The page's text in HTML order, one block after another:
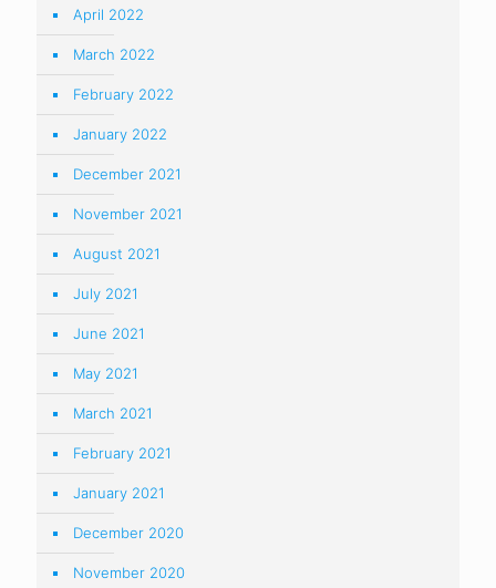
April 2022
March 2022
February 2022
January 2022
December 2021
November 2021
August 2021
July 2021
June 2021
May 2021
March 2021
February 2021
January 2021
December 2020
November 2020